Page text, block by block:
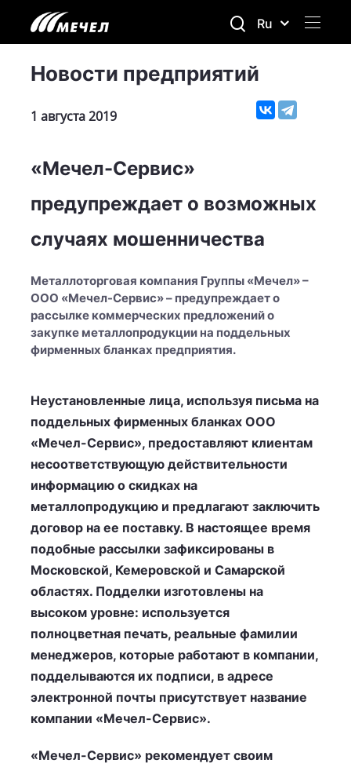
Ru
Новости предприятий
1 августа 2019
«Мечел-Сервис»
предупреждает о возможных
случаях мошенничества
Металлоторговая компания Группы «Мечел» –
ООО «Мечел-Сервис» – предупреждает о
рассылке коммерческих предложений о
закупке металлопродукции на поддельных
фирменных бланках предприятия.
Неустановленные лица, используя письма на
поддельных фирменных бланках ООО
«Мечел-Сервис», предоставляют клиентам
несоответствующую действительности
информацию о скидках на
металлопродукцию и предлагают заключить
договор на ее поставку. В настоящее время
подобные рассылки зафиксированы в
Московской, Кемеровской и Самарской
областях. Подделки изготовлены на
высоком уровне: используется
полноцветная печать, реальные фамилии
менеджеров, которые работают в компании,
подделываются их подписи, в адресе
электронной почты присутствует название
компании «Мечел-Сервис».
«Мечел-Сервис» рекомендует своим